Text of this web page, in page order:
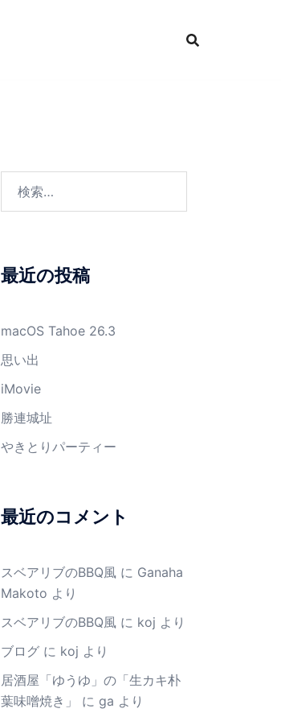
最近の投稿
macOS Tahoe 26.3
思い出
iMovie
勝連城址
やきとりパーティー
最近のコメント
スベアリブのBBQ風に Ganaha
Makoto より
スベアリブのBBQ風に koj より
ブログに koj より
居酒屋「ゆうゆ」の「生カキ朴
葉味噌焼き」
に ga より